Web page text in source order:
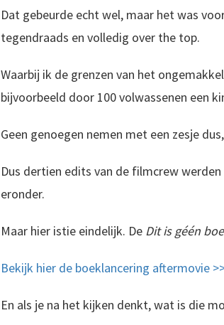
Dat gebeurde echt wel, maar het was
tegendraads en volledig over the top.
Waarbij ik de grenzen van het
bijvoorbeeld door 100 volwassenen een
Geen genoegen nemen met een zesje
Dus dertien edits van de filmcrew
eronder.
Maar hier istie eindelijk. De Dit is géén
Bekijk hier de boeklancering aftermovie
En als je na het kijken denkt, wat is die